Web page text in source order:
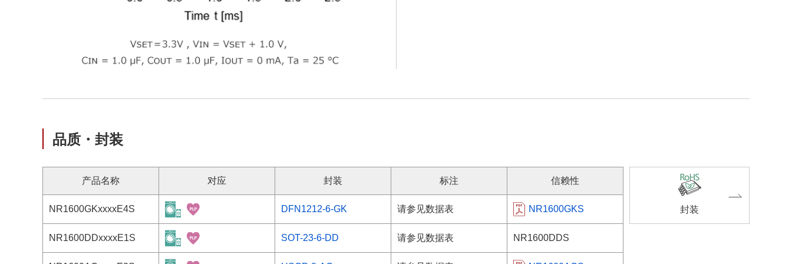
品质・封装
产品名称 对应 封装 标注 信赖性
NR1600GKxxxxE4S DFN1212-6-GK 请参见数据表 NR1600GKS
NR1600DDxxxxE1S SOT-23-6-DD 请参见数据表 NR1600DDS
封装